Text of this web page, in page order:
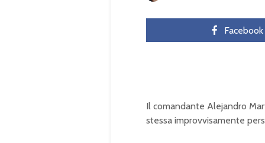
Facebook
Il comandante Alejandro
stessa improvvisamente